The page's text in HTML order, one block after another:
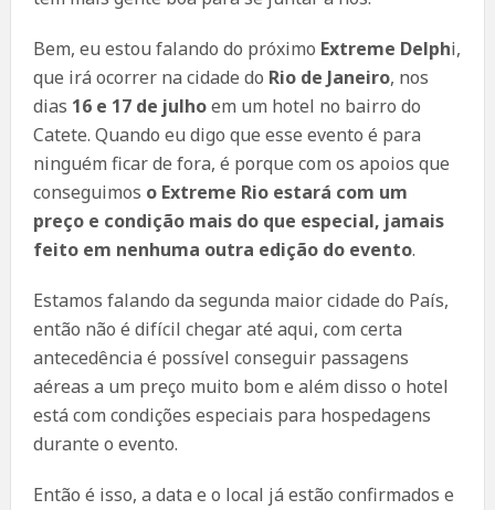
Bem, eu estou falando do próximo Extreme Delphi,
que irá ocorrer na cidade do Rio de Janeiro, nos
dias 16 e 17 de julhoem um hotel no bairro do
Catete. Quando eu digo que esse evento é para
ninguém ficar de fora, é porque com os apoios que
conseguimos o Extreme Rio estará com um
preço e condição mais do que especial, jamais
feito em nenhuma outra edição do evento.
Estamos falando da segunda maior cidade do País,
então não é difícil chegar até aqui, com certa
antecedência é possível conseguir passagens
aéreas a um preço muito bom e além disso o hotel
está com condições especiais para hospedagens
durante o evento.
Então é isso, a data e o local já estão confirmados e